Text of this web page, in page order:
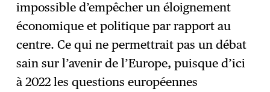
impossible d’empêcher un éloignement
économique et politique par rapport au
centre. Ce qui ne permettrait pas un débat
sain sur l’avenir de l’Europe, puisque d’ici
à 2022 les questions européennes